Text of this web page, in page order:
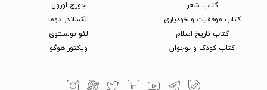
کتاب شعر
کتاب موفقیت و خودیاری
کتاب تاریخ اسلام
کتاب کودک و نوجوان
جورج اورول
الکساندر دوما
لئو تولستوی
ویکتور هوگو